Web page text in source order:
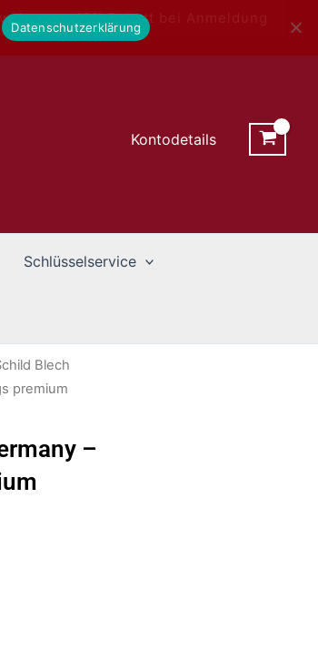
- 10% Rabatt bei Anmeldung
Kontodetails
Schlüsselservice
Blech
premium
–
Datenschutzerklärung